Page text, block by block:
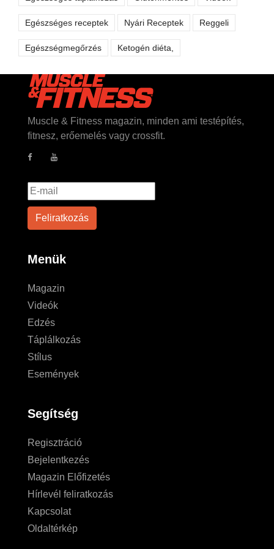
Egészséges receptek Nyári Receptek Reggeli
Egészségmegőrzés Ketogén diéta,
Muscle & Fitness magazin, minden ami testépítés,
fitnesz, erőemelés vagy crossfit.
Menük
Magazin
Videók
Edzés
Táplálkozás
Stílus
Események
Segítség
Regisztráció
Bejelentkezés
Magazin Előfizetés
Hírlevél feliratkozás
Kapcsolat
Oldaltérkép